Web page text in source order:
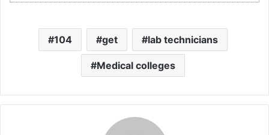
104 get lab technicians
Medical colleges